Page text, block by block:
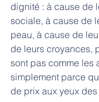
dignité : à cause de
sociale, à cause de
peau, à cause de
de leurs croyances,
sont pas comme les
simplement parce
de prix aux yeux des